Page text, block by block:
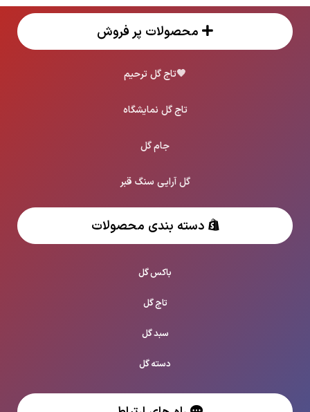
محصولات پر فروش
🖤تاج گل ترحیم
تاج گل نمایشگاه
جام گل
گل آرایی سنگ قبر
دسته بندی محصولات
باکس گل
تاج گل
سبد گل
دسته گل